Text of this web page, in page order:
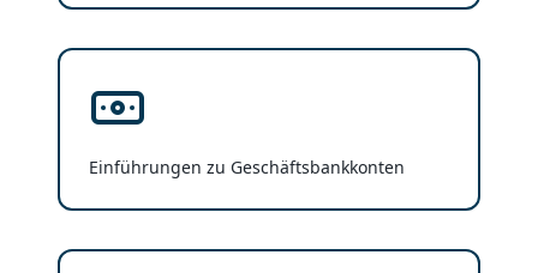
Einführungen zu Geschäftsbankkonten